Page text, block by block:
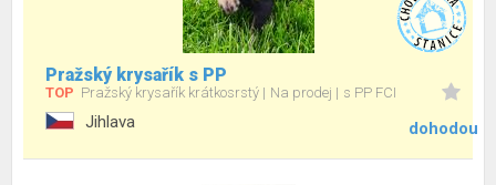
Pražský krysařík s PP
TOP Pražský krysařík krátkosrstý Na prodej s PP FCI
Jihlava dohodou